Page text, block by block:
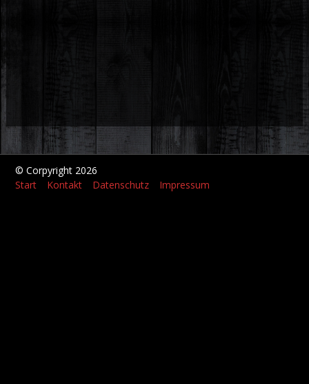
© Corpyright 2026
Start
Kontakt Datenschutz Impressum